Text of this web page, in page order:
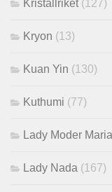
Kristallriket(127)
Kryon (13)
Kuan Yin (130)
Kuthumi (77)
Lady Moder Maria
Lady Nada (167)